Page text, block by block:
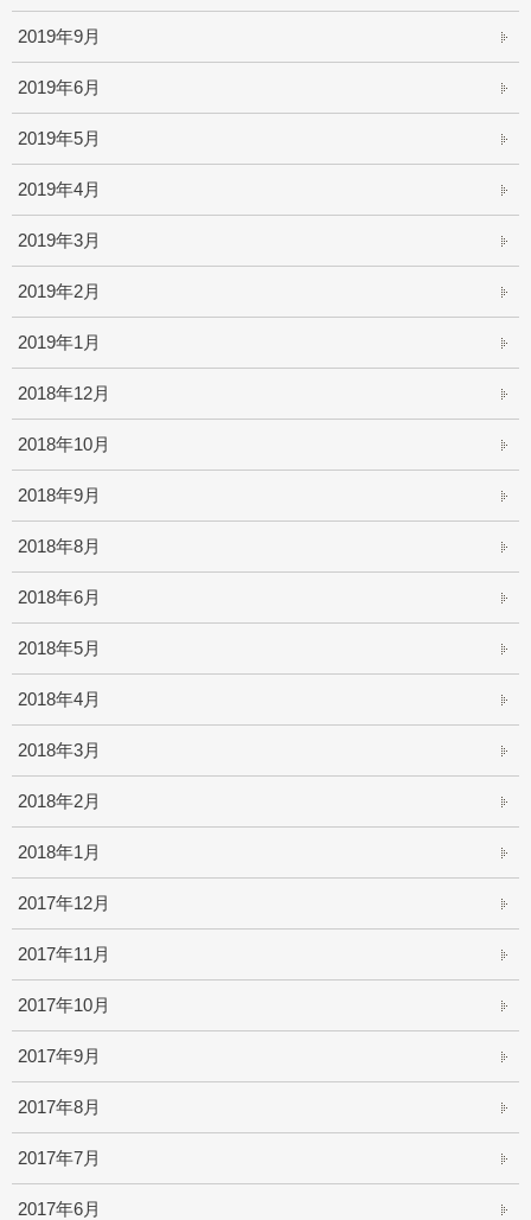
2019年9月
2019年6月
2019年5月
2019年4月
2019年3月
2019年2月
2019年1月
2018年12月
2018年10月
2018年9月
2018年8月
2018年6月
2018年5月
2018年4月
2018年3月
2018年2月
2018年1月
2017年12月
2017年11月
2017年10月
2017年9月
2017年8月
2017年7月
2017年6月